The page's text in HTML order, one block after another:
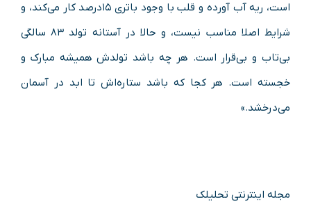
است، ریه آب آورده و قلب با وجود باتری ۱۵درصد کار می‌کند، و
شرایط اصلا مناسب نیست، و حالا در آستانه تولد ۸۳ سالگی
بی‌تاب و بی‌قرار است. هر چه باشد تولدش همیشه مبارک و
خجسته است. هر کجا که باشد ستاره‌اش تا ابد در آسمان
می‌درخشد.»
مجله اینترنتی تحلیلک